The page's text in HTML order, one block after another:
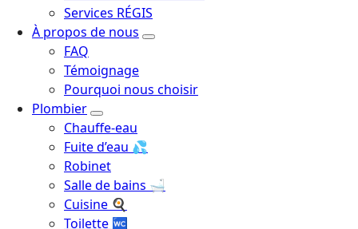
Services RÉGIS
À propos de nous
FAQ
Témoignage
Pourquoi nous choisir
Plombier
Chauffe-eau
Fuite d’eau 💦
Robinet
Salle de bains 🛁
Cuisine 🍳
Toilette 🚾